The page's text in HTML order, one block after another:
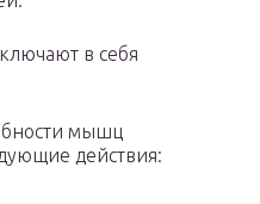
в себя
мышц
действия: